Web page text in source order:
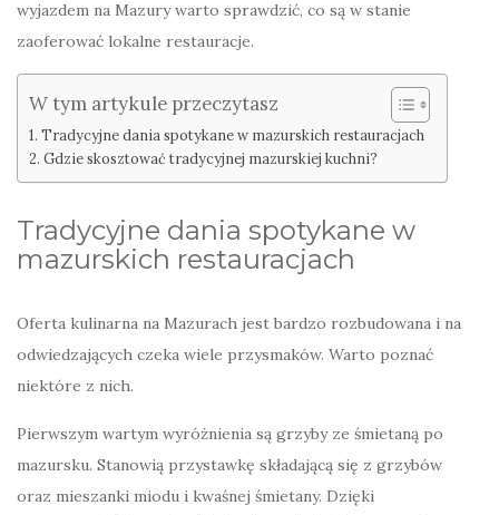
wyjazdem na Mazury warto sprawdzić, co są w stanie
zaoferować lokalne restauracje.
W tym artykule przeczytasz
Tradycyjne dania spotykane w mazurskich restauracjach
Gdzie skosztować tradycyjnej mazurskiej kuchni?
Tradycyjne dania spotykane w
mazurskich restauracjach
Oferta kulinarna na Mazurach jest bardzo rozbudowana i na
odwiedzających czeka wiele przysmaków. Warto poznać
niektóre z nich.
Pierwszym wartym wyróżnienia są grzyby ze śmietaną po
mazursku. Stanowią przystawkę składającą się z grzybów
oraz mieszanki miodu i kwaśnej śmietany. Dzięki